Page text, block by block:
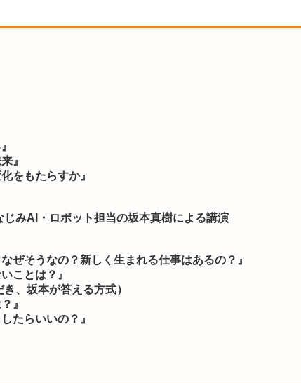
』
をもたらすか』
みAI・ロボット担当の坂本真樹による講演
ぜそうなの？新しく生まれる仕事はあるの？』
ことは？』
、坂本が答える方式）
』
たらいいの？』